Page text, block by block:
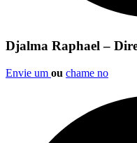
Djalma Raphael –
Envie um ou chame no